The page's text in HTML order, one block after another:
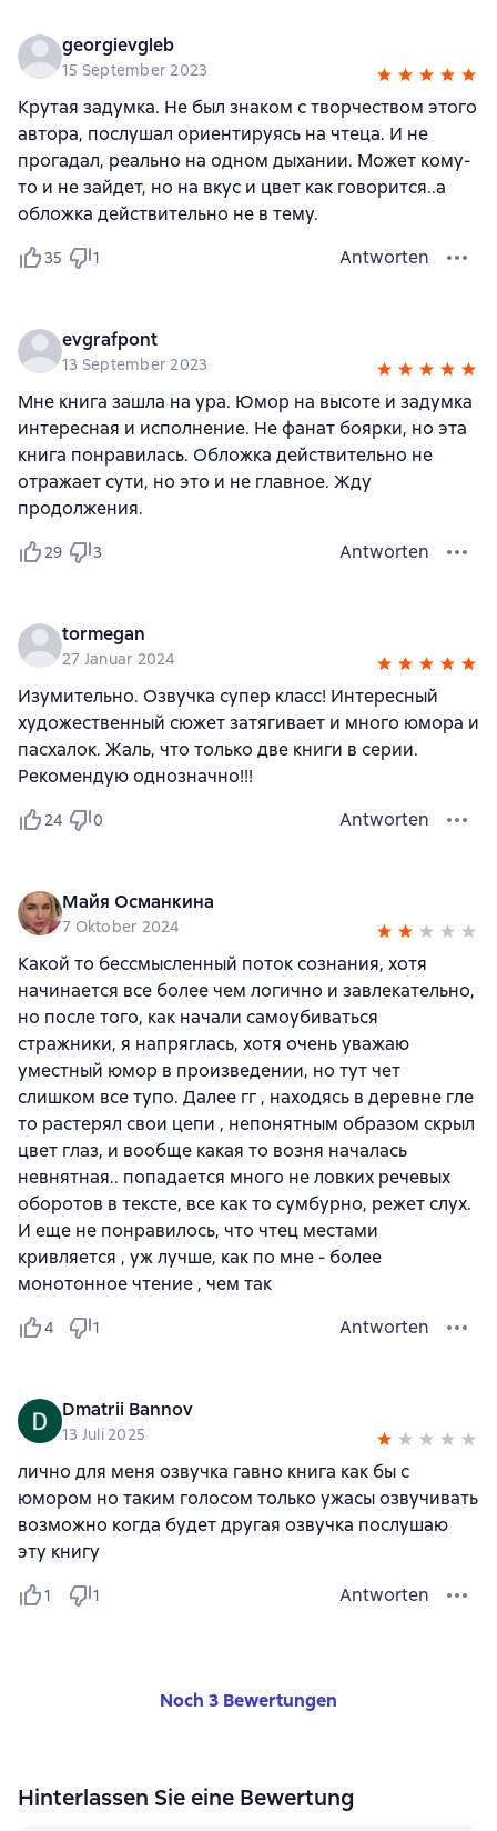
georgievgleb
15 September 2023
Крутая задумка. Не был знаком с творчеством этого
автора, послушал ориентируясь на чтеца. И не
прогадал, реально на одном дыхании. Может кому-
то и не зайдет, но на вкус и цвет как говорится..а
обложка действительно не в тему.
35 1 Antworten
evgrafpont
13 September 2023
Мне книга зашла на ура. Юмор на высоте и задумка
интересная и исполнение. Не фанат боярки, но эта
книга понравилась. Обложка действительно не
отражает сути, но это и не главное. Жду
продолжения.
29 3 Antworten
tormegan
27 Januar 2024
Изумительно. Озвучка супер класс! Интересный
художественный сюжет затягивает и много юмора и
пасхалок. Жаль, что только две книги в серии.
Рекомендую однозначно!!!
24 0 Antworten
Майя Османкина
7 Oktober 2024
Какой то бессмысленный поток сознания, хотя
начинается все более чем логично и завлекательно,
но после того, как начали самоубиваться
стражники, я напряглась, хотя очень уважаю
уместный юмор в произведении, но тут чет
слишком все тупо. Далее гг , находясь в деревне гле
то растерял свои цепи , непонятным образом скрыл
цвет глаз, и вообще какая то возня началась
невнятная.. попадается много не ловких речевых
оборотов в тексте, все как то сумбурно, режет слух.
И еще не понравилось, что чтец местами
кривляется , уж лучше, как по мне - более
монотонное чтение , чем так
4 1 Antworten
Dmatrii Bannov
13 Juli 2025
лично для меня озвучка гавно книга как бы с
юмором но таким голосом только ужасы озвучивать
возможно когда будет другая озвучка послушаю
эту книгу
1 1 Antworten
Noch 3 Bewertungen
Hinterlassen Sie eine Bewertung